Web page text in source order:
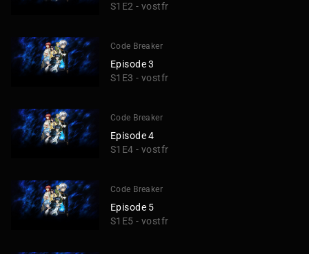
S1E2 - vostfr
Code Breaker
Episode 3
S1E3 - vostfr
Code Breaker
Episode 4
S1E4 - vostfr
Code Breaker
Episode 5
S1E5 - vostfr